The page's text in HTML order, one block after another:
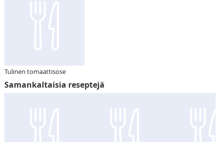
Tulinen tomaattisose
Samankaltaisia reseptejä